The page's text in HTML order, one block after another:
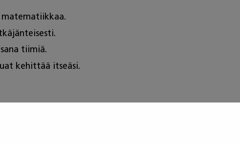
tiimiä.
kehittää itseäsi.
mukaisesti
testauksia